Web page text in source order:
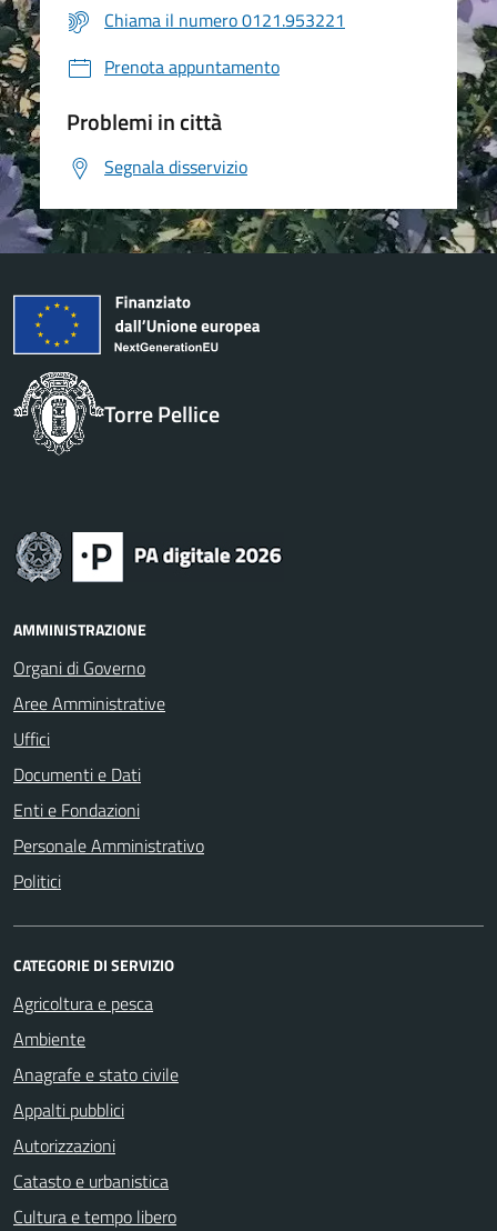
Chiama il numero 0121.953221
Prenota appuntamento
Problemi in città
Segnala disservizio
Torre Pellice
AMMINISTRAZIONE
Organi di Governo
Aree Amministrative
Uffici
Documenti e Dati
Enti e Fondazioni
Personale Amministrativo
Politici
CATEGORIE DI SERVIZIO
Agricoltura e pesca
Ambiente
Anagrafe e stato civile
Appalti pubblici
Autorizzazioni
Catasto e urbanistica
Cultura e tempo libero